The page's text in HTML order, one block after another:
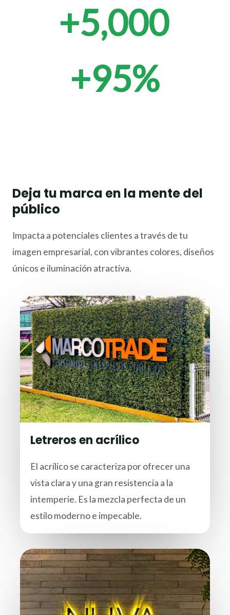
Clientes
+5,000
+95%
Deja tu marca en la mente del
público
Impacta a potenciales clientes a través de tu
imagen empresarial, con vibrantes colores, diseños
únicos e iluminación atractiva.
Letreros en acrílico
El acrílico se caracteriza por ofrecer una
vista clara y una gran resistencia a la
intemperie. Es la mezcla perfecta de un
estilo moderno e impecable.